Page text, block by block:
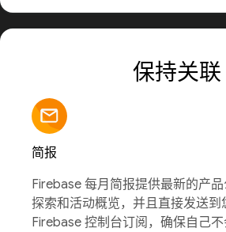
保持关联
简报
Firebase 每月简报提供最新的产
探索和活动概览，并且直接发送到
Firebase 控制台订阅，确保自己